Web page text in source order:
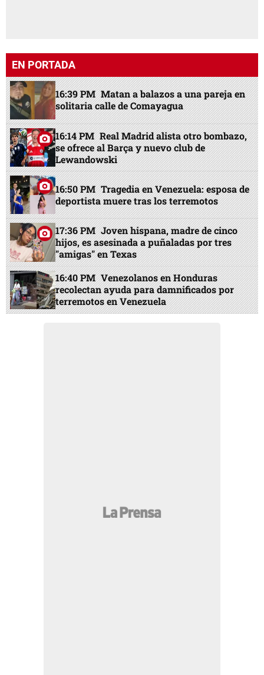
EN PORTADA
16:39 PM Matan a balazos a una pareja en
solitaria calle de Comayagua
16:14 PM Real Madrid alista otro bombazo,
se ofrece al Barça y nuevo club de
Lewandowski
16:50 PM Tragedia en Venezuela: esposa de
deportista muere tras los terremotos
17:36 PM Joven hispana, madre de cinco
hijos, es asesinada a puñaladas por tres
"amigas" en Texas
16:40 PM Venezolanos en Honduras
recolectan ayuda para damnificados por
terremotos en Venezuela